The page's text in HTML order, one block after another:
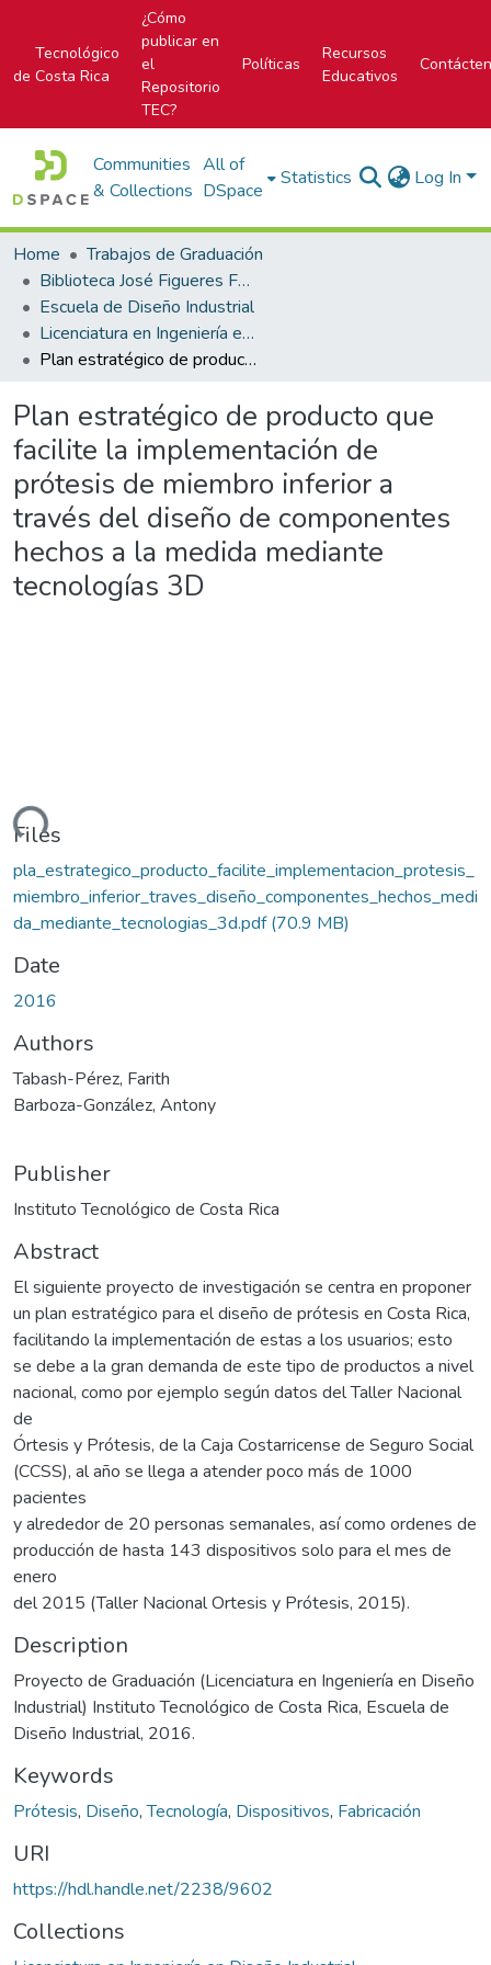
Tecnológico
de Costa Rica
¿Cómo
publicar en
el
Repositorio
TEC?
Políticas
Recursos
Educativos
Communities
& Collections
All of
DSpace
Statistics Log In
Home
Trabajos de Graduación
Biblioteca José Figueres Ferrer
Escuela de Diseño Industrial
Licenciatura en Ingeniería en Diseño Industrial
Plan estratégico de producto que facilite la implementación de prótesis de miembro inferior a través del diseño de componentes hechos a la medida mediante tecnologías 3D
Plan estratégico de producto que
facilite la implementación de
prótesis de miembro inferior a
través del diseño de componentes
hechos a la medida mediante
tecnologías 3D
Files
pla_estrategico_producto_facilite_implementacion_protesis_
miembro_inferior_traves_diseño_componentes_hechos_medi
da_mediante_tecnologias_3d.pdf(70.9 MB)
Date
2016
Authors
Tabash-Pérez, Farith
Barboza-González, Antony
Publisher
Instituto Tecnológico de Costa Rica
Abstract
El siguiente proyecto de investigación se centra en proponer
un plan estratégico para el diseño de prótesis en Costa Rica,
facilitando la implementación de estas a los usuarios; esto
se debe a la gran demanda de este tipo de productos a nivel
nacional, como por ejemplo según datos del Taller Nacional
de
Órtesis y Prótesis, de la Caja Costarricense de Seguro Social
(CCSS), al año se llega a atender poco más de 1000
pacientes
y alrededor de 20 personas semanales, así como ordenes de
producción de hasta 143 dispositivos solo para el mes de
enero
del 2015 (Taller Nacional Ortesis y Prótesis, 2015).
Description
Proyecto de Graduación (Licenciatura en Ingeniería en Diseño
Industrial) Instituto Tecnológico de Costa Rica, Escuela de
Diseño Industrial, 2016.
Keywords
Prótesis, Diseño,Tecnología, Dispositivos, Fabricación
URI
https://hdl.handle.net/2238/9602
Collections